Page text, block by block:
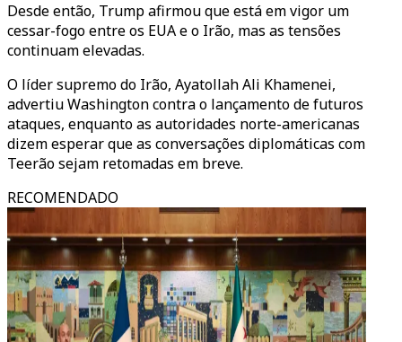
Desde então, Trump afirmou que está em vigor um
cessar-fogo entre os EUA e o Irão, mas as tensões
continuam elevadas.
O líder supremo do Irão, Ayatollah Ali Khamenei,
advertiu Washington contra o lançamento de futuros
ataques, enquanto as autoridades norte-americanas
dizem esperar que as conversações diplomáticas com
Teerão sejam retomadas em breve.
RECOMENDADO